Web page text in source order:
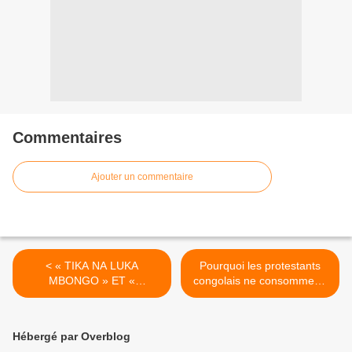
Commentaires
Ajouter un commentaire
< « TIKA NA LUKA
MBONGO » ET «
OCCASION LOKOLA YO »
NDILA
Pourquoi les protestants
congolais ne consomment-
ils pas d’alcool? >
Hébergé par Overblog